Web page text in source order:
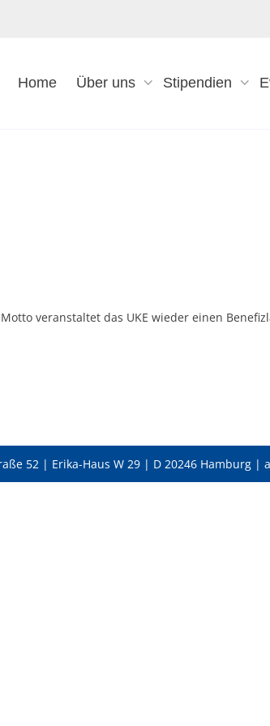
Home Über uns Stipendien
veranstaltet das UKE wieder einen
52 | Erika-Haus W 29 | D 20246 Hamburg |